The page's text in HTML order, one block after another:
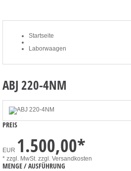
Startseite
Laborwaagen
ABJ 220-4NM
PREIS
EUR 1.500,00*
* zzgl. MwSt. zzgl. Versandkosten
MENGE / AUSFÜHRUNG